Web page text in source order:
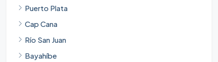
Puerto Plata
Cap Cana
Río San Juan
Bayahíbe